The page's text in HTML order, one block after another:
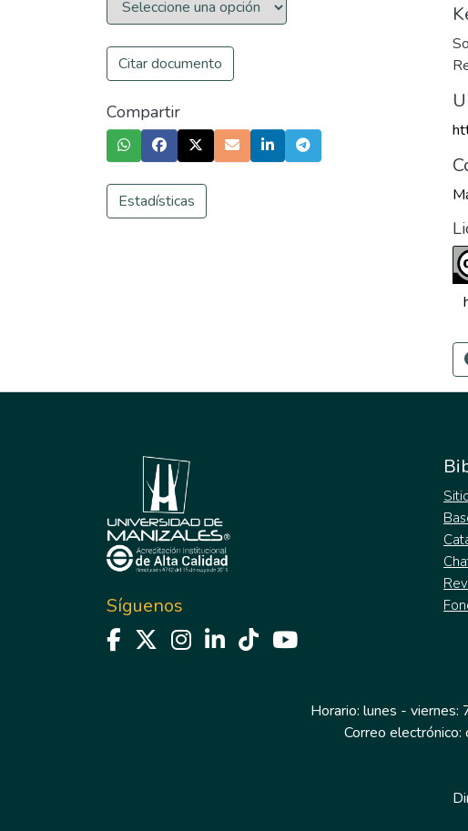
Citar documento
Compartir
Estadísticas
Síguenos
Horario: lunes - viernes:
Correo electrónico: